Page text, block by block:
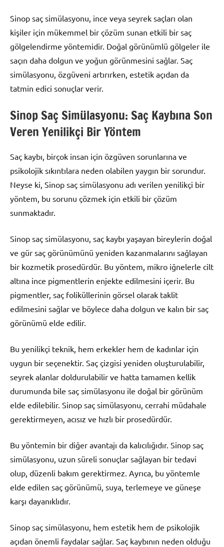
Sinop saç simülasyonu, ince veya seyrek saçları olan
kişiler için mükemmel bir çözüm sunan etkili bir saç
gölgelendirme yöntemidir. Doğal görünümlü gölgeler ile
saçın daha dolgun ve yoğun görünmesini sağlar. Saç
simülasyonu, özgüveni artırırken, estetik açıdan da
tatmin edici sonuçlar verir.
Sinop Saç Simülasyonu: Saç Kaybına Son
Veren Yenilikçi Bir Yöntem
Saç kaybı, birçok insan için özgüven sorunlarına ve
psikolojik sıkıntılara neden olabilen yaygın bir sorundur.
Neyse ki, Sinop saç simülasyonu adı verilen yenilikçi bir
yöntem, bu sorunu çözmek için etkili bir çözüm
sunmaktadır.
Sinop saç simülasyonu, saç kaybı yaşayan bireylerin doğal
ve gür saç görünümünü yeniden kazanmalarını sağlayan
bir kozmetik prosedürdür. Bu yöntem, mikro iğnelerle cilt
altına ince pigmentlerin enjekte edilmesini içerir. Bu
pigmentler, saç foliküllerinin görsel olarak taklit
edilmesini sağlar ve böylece daha dolgun ve kalın bir saç
görünümü elde edilir.
Bu yenilikçi teknik, hem erkekler hem de kadınlar için
uygun bir seçenektir. Saç çizgisi yeniden oluşturulabilir,
seyrek alanlar doldurulabilir ve hatta tamamen kellik
durumunda bile saç simülasyonu ile doğal bir görünüm
elde edilebilir. Sinop saç simülasyonu, cerrahi müdahale
gerektirmeyen, acısız ve hızlı bir prosedürdür.
Bu yöntemin bir diğer avantajı da kalıcılığıdır. Sinop saç
simülasyonu, uzun süreli sonuçlar sağlayan bir tedavi
olup, düzenli bakım gerektirmez. Ayrıca, bu yöntemle
elde edilen saç görünümü, suya, terlemeye ve güneşe
karşı dayanıklıdır.
Sinop saç simülasyonu, hem estetik hem de psikolojik
açıdan önemli faydalar sağlar. Saç kaybının neden olduğu